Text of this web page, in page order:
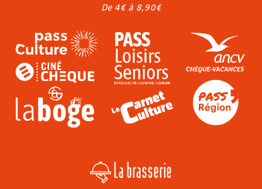
De 4€ à 8,90€
La brasserie